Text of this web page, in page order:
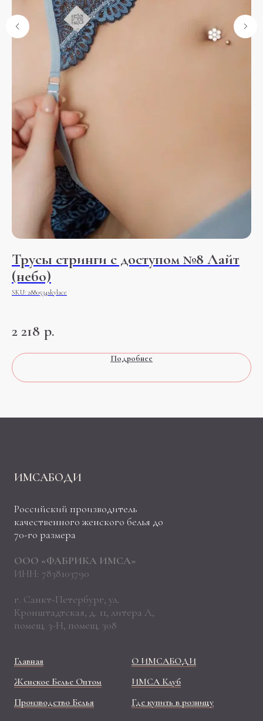
Трусы стринги с доступом №8 Лайт
(небо)
SKU: 2880534skylace
2 218 р.
Подробнее
ИМСАБОДИ
Российский производитель
качественного женского белья до
70-го размера
ООО «ФАБРИКА ИМСА»
ИНН: 7838103790
г. Санкт-Петербург, ул.
Кронштадтская, д. 11, литера А,
помещ. 3-Н, помещ. 308
Главная
Женское Белье Оптом
Производство Белья
О ИМСАБОДИ
ИМСА Клуб
Где купить в розницу